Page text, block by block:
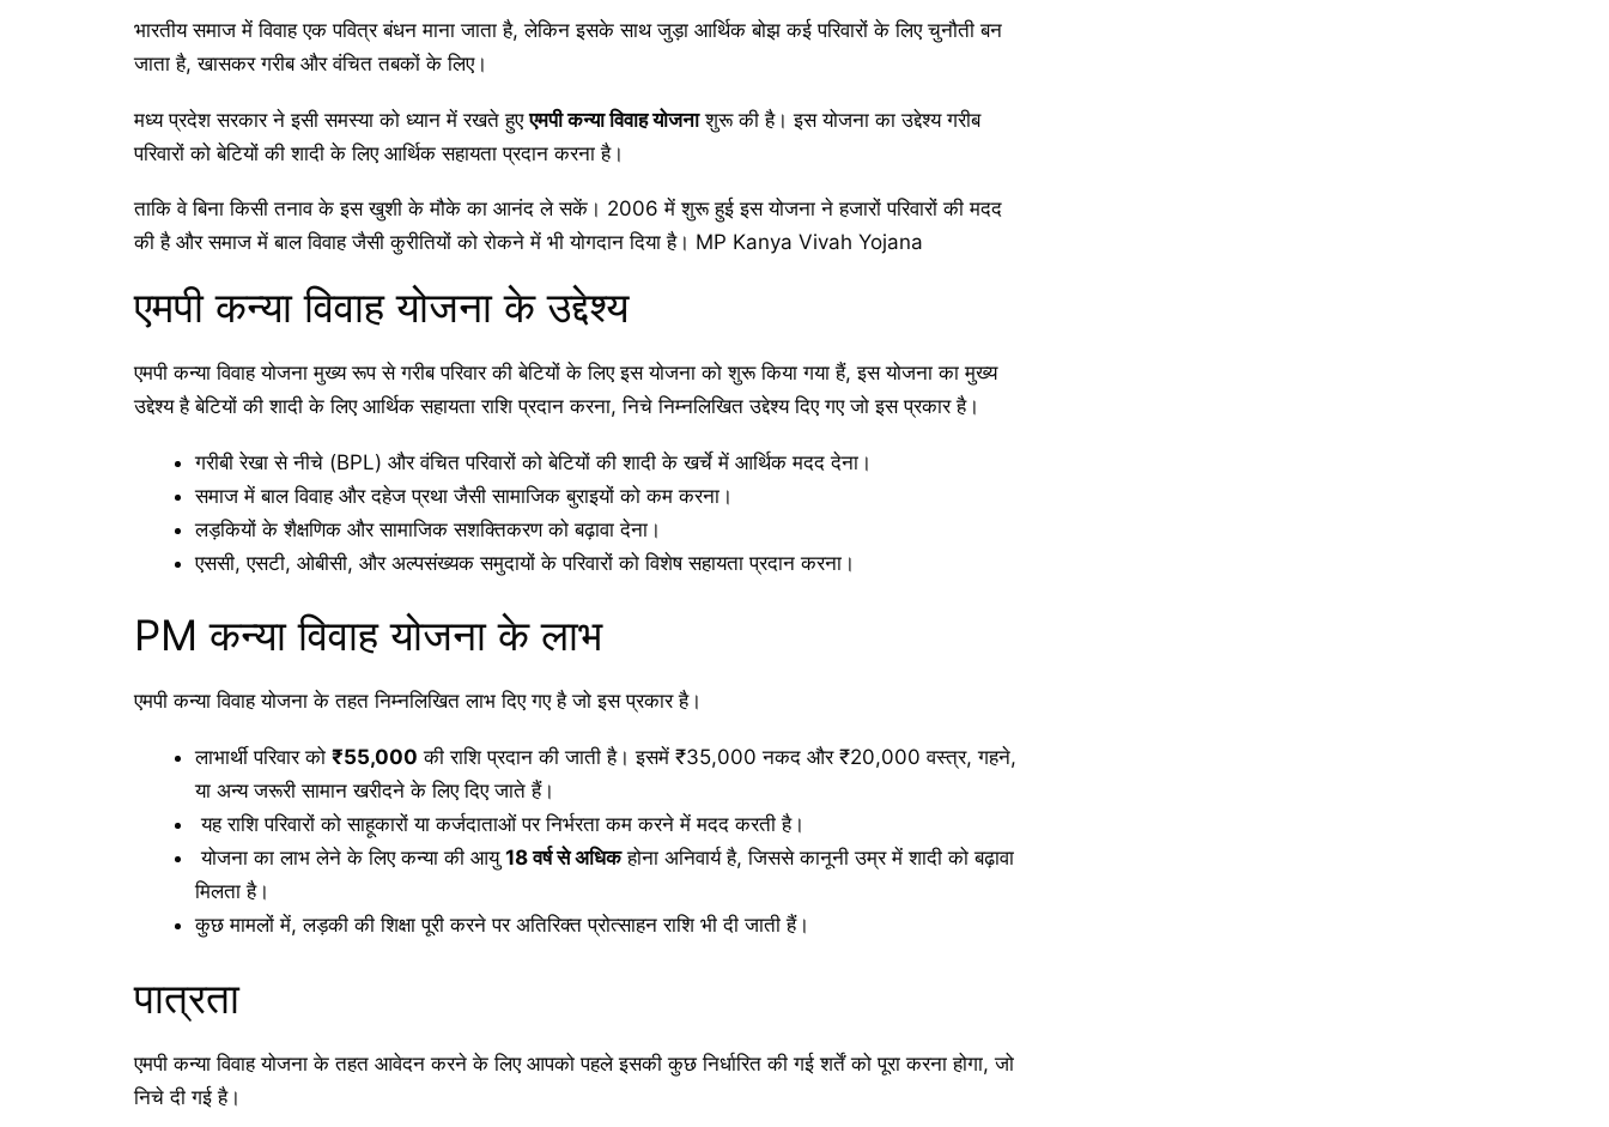
भारतीय समाज में विवाह एक पवित्र बंधन माना जाता है, लेकिन इसके साथ जुड़ा आर्थिक बोझ कई परिवारों के लिए चुनौती बन
जाता है, खासकर गरीब और वंचित तबकों के लिए।
मध्य प्रदेश सरकार ने इसी समस्या को ध्यान में रखते हुएएमपी कन्या विवाह योजनाशुरू की है। इस योजना का उद्देश्य गरीब
परिवारों को बेटियों की शादी के लिए आर्थिक सहायता प्रदान करना है।
ताकि वे बिना किसी तनाव के इस खुशी के मौके का आनंद ले सकें। 2006 में शुरू हुई इस योजना ने हजारों परिवारों की मदद
की है और समाज में बाल विवाह जैसी कुरीतियों को रोकने में भी योगदान दिया है। MP Kanya Vivah Yojana
एमपी कन्या विवाह योजना के उद्देश्य
एमपी कन्या विवाह योजना मुख्य रूप से गरीब परिवार की बेटियों के लिए इस योजना को शुरू किया गया हैं, इस योजना का मुख्य
उद्देश्य है बेटियों की शादी के लिए आर्थिक सहायता राशि प्रदान करना, निचे निम्नलिखित उद्देश्य दिए गए जो इस प्रकार है।
गरीबी रेखा से नीचे (BPL) और वंचित परिवारों को बेटियों की शादी के खर्चे में आर्थिक मदद देना।
समाज में बाल विवाह और दहेज प्रथा जैसी सामाजिक बुराइयों को कम करना।
लड़कियों के शैक्षणिक और सामाजिक सशक्तिकरण को बढ़ावा देना।
एससी, एसटी, ओबीसी, और अल्पसंख्यक समुदायों के परिवारों को विशेष सहायता प्रदान करना।
PM कन्या विवाह योजना के लाभ
एमपी कन्या विवाह योजना के तहत निम्नलिखित लाभ दिए गए है जो इस प्रकार है।
लाभार्थी परिवार को ₹55,000 की राशि प्रदान की जाती है। इसमें ₹35,000 नकद और ₹20,000 वस्त्र, गहने,
या अन्य जरूरी सामान खरीदने के लिए दिए जाते हैं।
यह राशि परिवारों को साहूकारों या कर्जदाताओं पर निर्भरता कम करने में मदद करती है।
योजना का लाभ लेने के लिए कन्या की आयु 18 वर्ष से अधिकहोना अनिवार्य है, जिससे कानूनी उम्र में शादी को बढ़ावा
मिलता है।
कुछ मामलों में, लड़की की शिक्षा पूरी करने पर अतिरिक्त प्रोत्साहन राशि भी दी जाती हैं।
पात्रता
एमपी कन्या विवाह योजना के तहत आवेदन करने के लिए आपको पहले इसकी कुछ निर्धारित की गई शर्तें को पूरा करना होगा, जो
निचे दी गई है।